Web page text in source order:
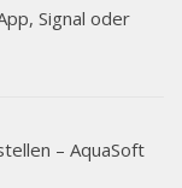
Signal oder
– AquaSoft